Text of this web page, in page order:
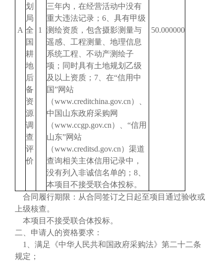
A
划
局
全
国
耕
地
后
备
资
源
调
查
评
价
1
三年内，在经营活动中没有
重大违法记录；6、具有甲级
测绘资质，包含摄影测量与
遥感、工程测量、地理信息
系统工程、不动产测绘子
项；同时具有土地规划乙级
及以上资质；7、在“信用中
国”网站
（www.creditchina.gov.cn）、
中国山东政府采购网
（www.ccgp.gov.cn）、“信用
山东”网站
（www.creditsd.gov.cn）渠道
查询相关主体信用记录中，
没有列入非诚信名单的；8、
本项目不接受联合体投标。
50.000000
合同履行期限：从合同签订之日起至项目通过验收或
上级核查。
本项目不接受联合体投标。
二、申请人的资格要求：
1、满足《中华人民共和国政府采购法》第二十二条
规定；